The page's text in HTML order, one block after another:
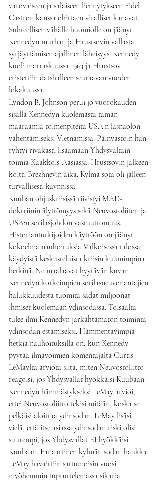
varovaiseen ja salaiseen liennytykseen Fidel
Castron kanssa ohittaen viralliset kanavat.
Suhteellisen vähälle huomiolle on jäänyt
Kennedyn murhan ja Hrustsovin vallasta
syrjäyttämisen ajallinen läheisyys. Kennedy
kuoli marraskuussa 1963 ja Hrustsov
eristettiin datshalleen seuraavan vuoden
lokakuussa.
Lyndon B. Johnson perui jo vuorokauden
sisällä Kennedyn kuolemasta tämän
määräämiä toimenpiteitä USA:n läsnäolon
vähentämiseksi Vietnamissa. Päinvastoin hän
ryhtyi rivakasti lisäämään Yhdysvaltain
toimia Kaakkois-Aasiassa. Hrustsovin jälkeen
koitti Brezhnevin aika. Kylmä sota oli jälleen
turvallisesti käynnissä.
Kuuban ohjuskriisissä tiivistyi MAD-
doktriinin älyttömyys sekä Neuvostoliiton ja
USA:n sotilasjohdon vastuuttomuus.
Historiantutkijoiden käyttöön on jäänyt
kokoelma nauhoituksia Valkoisessa talossa
käydyistä keskusteluista kriisin kuumimpina
hetkinä. Ne maalaavat hyytävän kuvan
Kennedyn korkeimpien sotilasneuvonantajien
halukkuudesta tuomita sadat miljoonat
ihmiset kuolemaan ydinsodassa. Toisaalta
tulee ilmi Kennedyn järkähtämätön toiminta
ydinsodan estämiseksi. Hämmentävimpiä
hetkiä nauhoituksilla on, kun Kennedy
pyytää ilmavoimien komentajalta Curtis
LeMayltä arviota siitä, miten Neuvostoliitto
reagoisi, jos Yhdysvallat hyökkäisi Kuubaan.
Kennedyn hämmästykseksi LeMay arvioi,
ettei Neuvostoliitto tekisi mitään, koska se
pelkäisi aloittaa ydinsodan. LeMay lisäsi
vielä, että itse asiassa ydinsodan riski olisi
suurempi, jos Yhdysvallat EI hyökkäisi
Kuubaan. Fanaattinen kylmän sodan haukka
LeMay havaittiin sattumoisin vuosi
myöhemmin tupruttelemassa sikaria